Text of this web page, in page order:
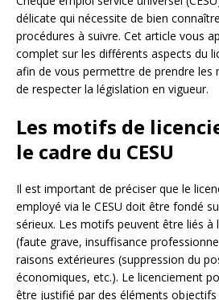
délicate qui nécessite de bien
procédures à suivre. Cet article vous
complet sur les différents aspects du
afin de vous permettre de prendre les
de respecter la législation en vigueur.
Les motifs de
le cadre du CESU
Il est important de préciser que le
employé via le CESU doit être fondé
sérieux. Les motifs peuvent être liés à
(faute grave, insuffisance
raisons extérieures (suppression du
économiques, etc.). Le licenciement
être justifié par des éléments